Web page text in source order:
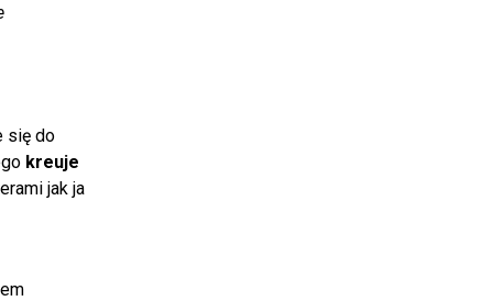
się do
kreuje
jak ja